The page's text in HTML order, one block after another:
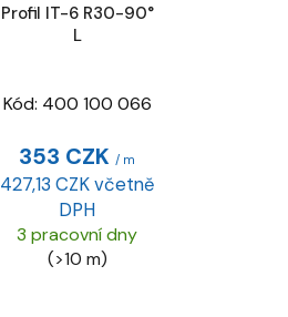
Profil IT-6 R30-90°
L
Kód: 400 100 066
353 CZK / m
427,13 CZK včetně
DPH
3 pracovní dny
(>10 m)